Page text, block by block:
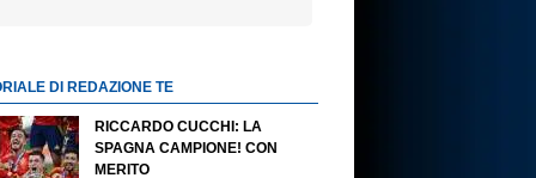
DI REDAZIONE TE
RICCARDO CUCCHI: LA
SPAGNA CAMPIONE! CON
MERITO